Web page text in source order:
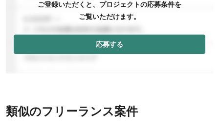
ご登録いただくと、プロジェクトの応募条件を
ご覧いただけます。
応募する
類似のフリーランス案件